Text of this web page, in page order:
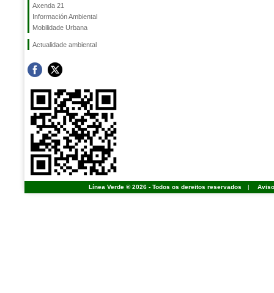
Axenda 21
Información Ambiental
Mobilidade Urbana
Actualidade ambiental
Línea Verde ® 2026 - Todos os dereitos reservados |